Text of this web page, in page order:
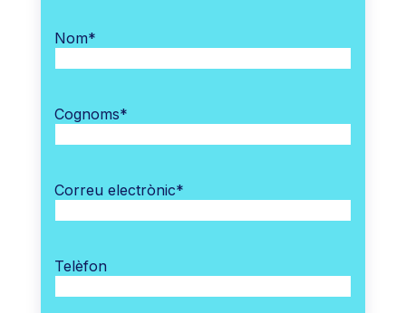
Nom*
Cognoms*
Correu electrònic*
Telèfon